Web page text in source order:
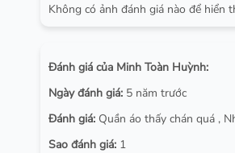
Không có ảnh đánh giá nào để hiển
Đánh giá của Minh Toàn Huỳnh:
Ngày đánh giá: 5 năm trước
Đánh giá: Quần áo thấy chán quá ,
Sao đánh giá: 1